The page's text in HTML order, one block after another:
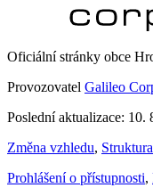
Oficiální stránky obce
Provozovatel Galileo
Poslední aktualizace: 10.
Změna vzhledu,
Prohlášení o přístupnosti,